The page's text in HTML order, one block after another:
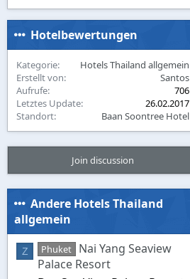
Hotelbewertungen
Kategorie
Hotels Thailand allgemein
Erstellt von
Santos
Aufrufe
706
Letztes Update
26.02.2017
Standort
Baan Soontree Hotel
Join discussion
Andere Hotels Thailand
allgemein
Z Phuket
Nai Yang Seaview
Palace Resort